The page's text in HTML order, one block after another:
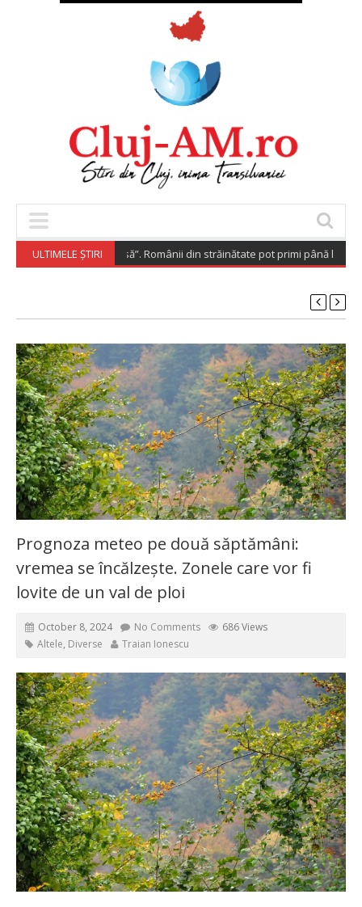
ULTIMELE ȘTIRI
Investește Acasă”. Românii din străinătate pot primi până la
Prognoza meteo pe două săptămâni:
vremea se încălzește. Zonele care vor fi
lovite de un val de ploi
October 8, 2024 No Comments
686 Views
Altele, Diverse Traian Ionescu